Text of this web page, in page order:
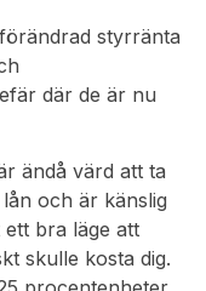
styrränta
där de är nu
ändå värd att ta
och är känslig
bra läge att
skulle kosta dig.